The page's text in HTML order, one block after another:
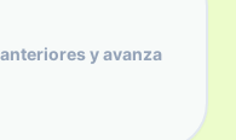
y avanza